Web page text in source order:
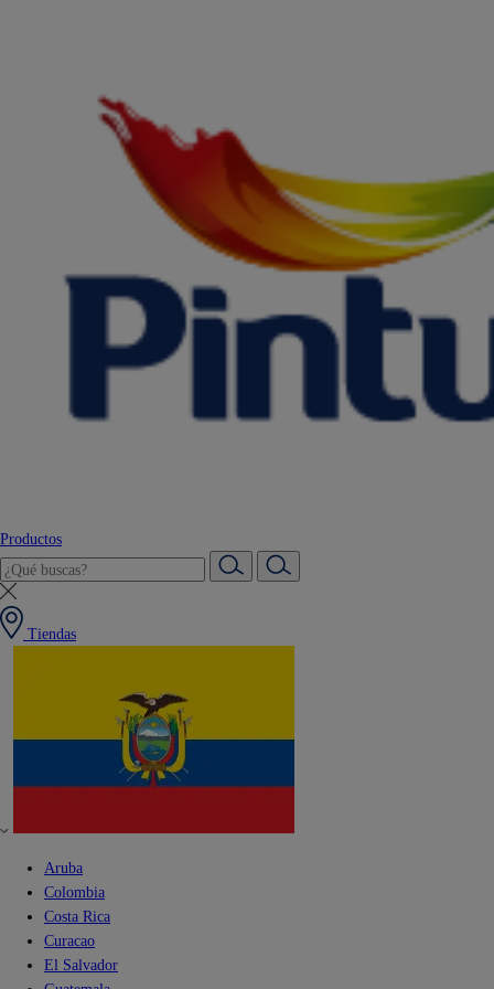
Productos
Tiendas
Aruba
Colombia
Costa Rica
Curacao
El Salvador